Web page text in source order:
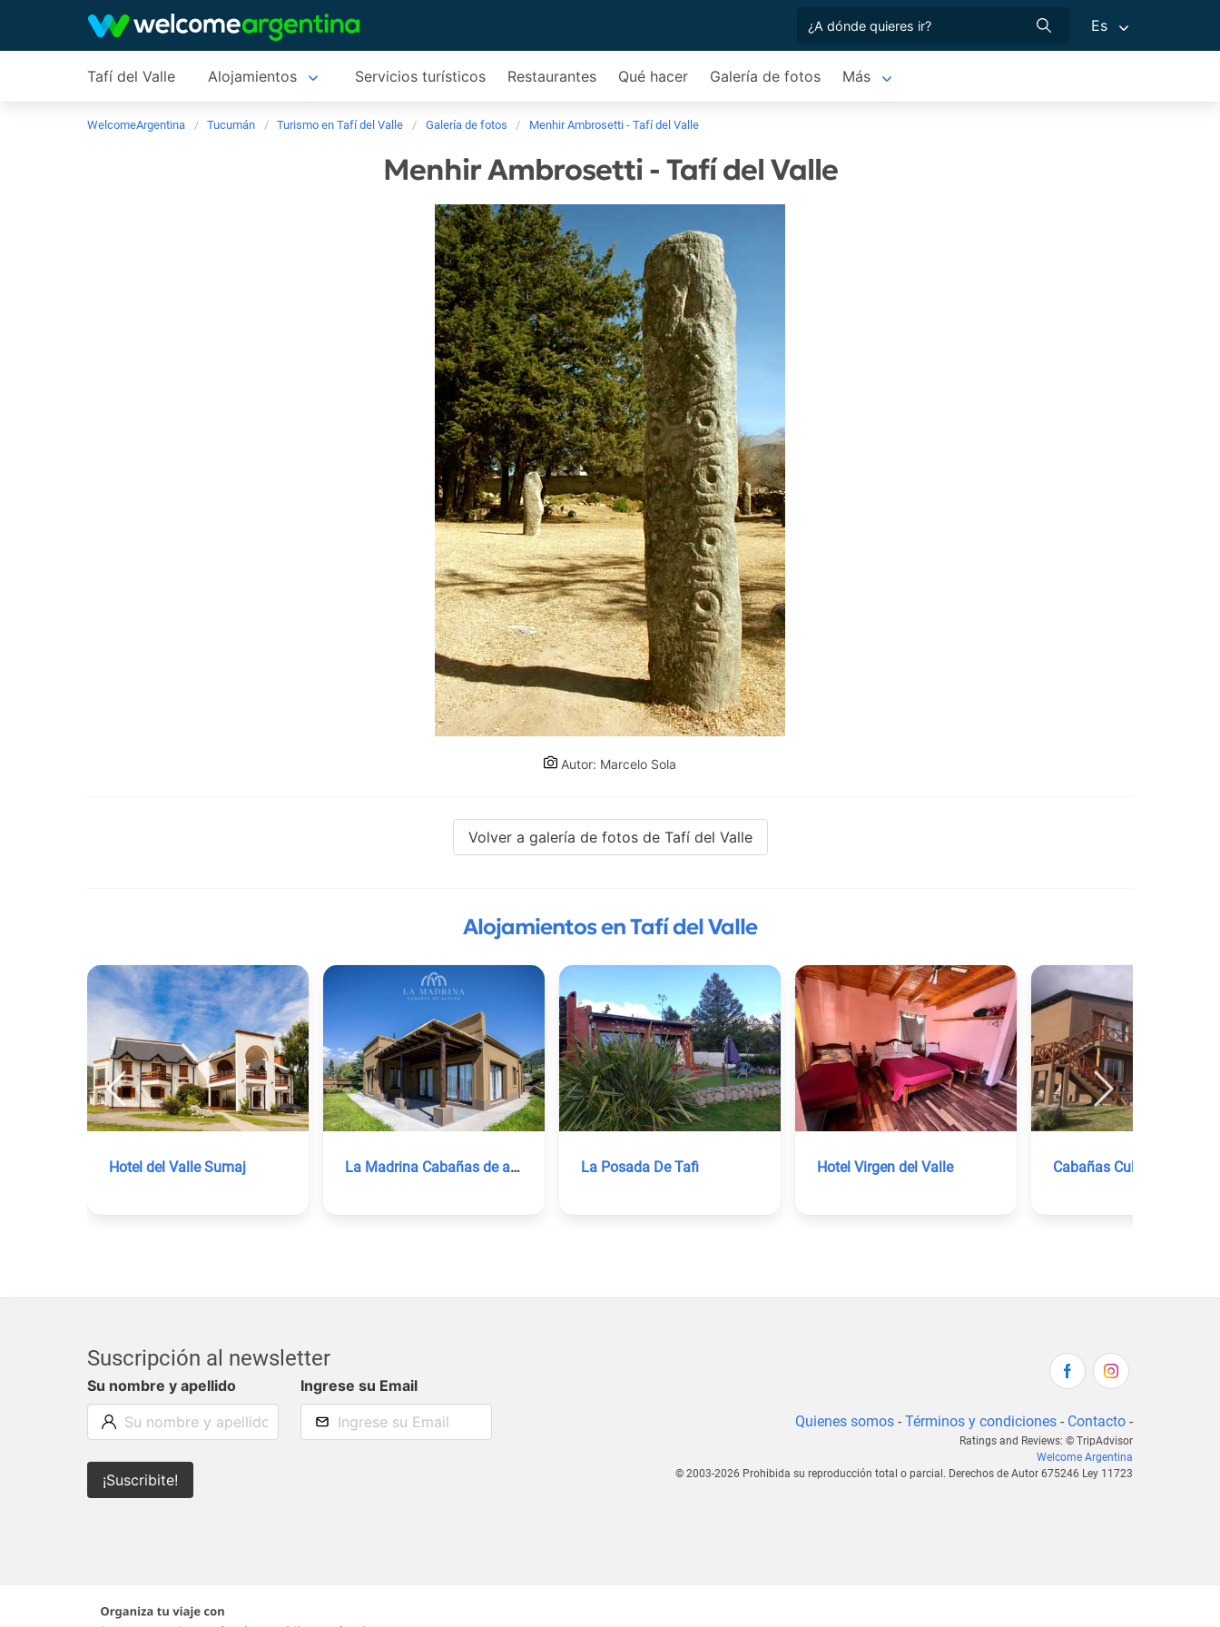
Es
Tafí del Valle Alojamientos Servicios turísticos Restaurantes Qué hacer Galería de fotos Más
WelcomeArgentina Tucumán Turismo en Tafí del Valle Galería de fotos Menhir Ambrosetti - Tafí del Valle
Menhir Ambrosetti - Tafí del Valle
Autor: Marcelo Sola
Volver a galería de fotos de Tafí del Valle
Alojamientos en Tafí del Valle
Hotel del Valle Sumaj La Madrina Cabañas de altura La Posada De Tafi Hotel Virgen del Valle Cabañas Cultura Tafi
Suscripción al newsletter
Su nombre y apellido Ingrese su Email
¡Suscribite!
Quienes somos - Términos y condiciones - Contacto -
Ratings and Reviews: © TripAdvisor
Welcome Argentina
© 2003-2026 Prohibida su reproducción total o parcial. Derechos de Autor 675246 Ley 11723